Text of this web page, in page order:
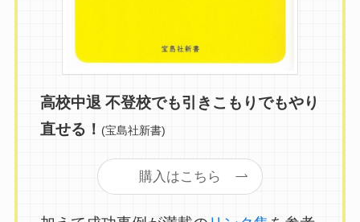
高校中退 不登校でも引きこもりでもやり
直せる！ (宝島社新書)
購入はこちら